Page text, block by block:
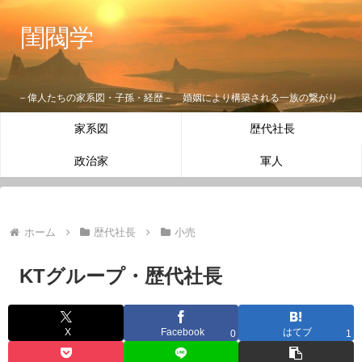
閨閥学
－偉人たちの家系図・子孫・経歴－ 婚姻により構築される一族の繋がり
家系図 歴代社長
政治家 軍人
ホーム 歴代社長 小売
KTグループ・歴代社長
X Facebook 0 はてブ 1